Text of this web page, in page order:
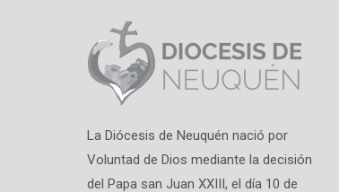
La Diócesis de Neuquén nació por
Voluntad de Dios mediante la decisión
del Papa san Juan XXIII, el día 10 de